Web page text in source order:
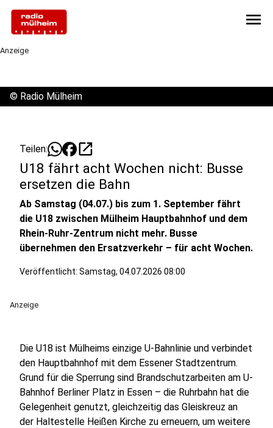
menu
Anzeige
© Radio Mülheim
Teilen: open_in_new
U18 fährt acht Wochen nicht: Busse
ersetzen die Bahn
Ab Samstag (04.07.) bis zum 1. September fährt
die U18 zwischen Mülheim Hauptbahnhof und dem
Rhein-Ruhr-Zentrum nicht mehr. Busse
übernehmen den Ersatzverkehr – für acht Wochen.
Veröffentlicht: Samstag, 04.07.2026 08:00
Anzeige
Die U18 ist Mülheims einzige U-Bahnlinie und verbindet
den Hauptbahnhof mit dem Essener Stadtzentrum.
Grund für die Sperrung sind Brandschutzarbeiten am U-
Bahnhof Berliner Platz in Essen – die Ruhrbahn hat die
Gelegenheit genutzt, gleichzeitig das Gleiskreuz an
der Haltestelle Heißen Kirche zu erneuern, um weitere